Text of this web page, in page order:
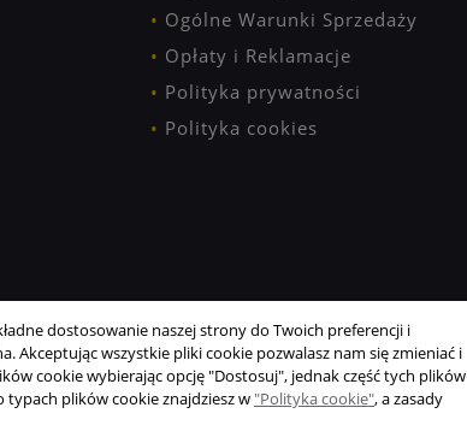
Ogólne Warunki Sprzedaży
Opłaty i Reklamacje
Polityka prywatności
Polityka cookies
dostosowanie naszej strony do Twoich preferencji i
Akceptując wszystkie pliki cookie pozwalasz nam się zmieniać i
cookie wybierając opcję "Dostosuj", jednak część tych plików
typach plików cookie znajdziesz w "Polityka cookie", a zasady